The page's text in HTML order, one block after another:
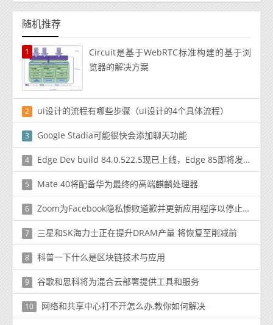
随机推荐
1
Circuit是基于WebRTC标准构建的基于浏
览器的解决方案
2 ui设计的流程有哪些步骤（ui设计的4个具体流程）
3 Google Stadia可能很快会添加聊天功能
4 Edge Dev build 84.0.522.5现已上线，Edge 85即将发布
5 Mate 40将配备华为最终的高端麒麟处理器
6 Zoom为Facebook隐私惨败道歉并更新应用程序以停止数据共享
7 三星和SK海力士正在提升DRAM产量 将恢复至削减前
8 科普一下什么是区块链技术与应用
9 谷歌和思科将为混合云部署提供工具和服务
10 网络和共享中心打不开怎么办,教你如何解决